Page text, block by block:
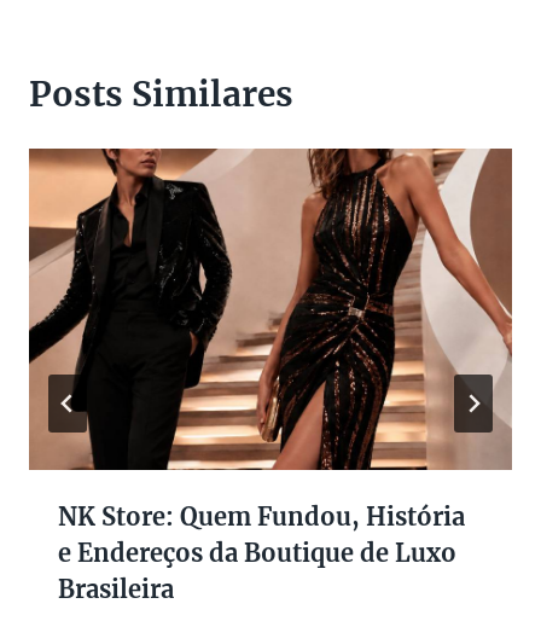
Posts Similares
NK Store: Quem Fundou, História
e Endereços da Boutique de Luxo
Brasileira